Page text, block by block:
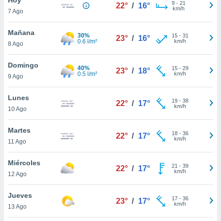
en
más
nuestra
de
cookies
aceptar
7 Ago
22° / 16° 9- 21
km/h
Mañana
8 Ago
30%
0.6 l/m²
23° / 16° 15- 31
km/h
Domingo
9 Ago
40%
0.5 l/m²
23° / 18° 15- 29
km/h
Lunes
10 Ago
22° / 17° 19- 38
km/h
Martes
11 Ago
22° / 17° 18- 36
km/h
Miércoles
12 Ago
22° / 17° 21 - 39
km/h
Jueves
13 Ago
23° / 17° 17- 36
km/h